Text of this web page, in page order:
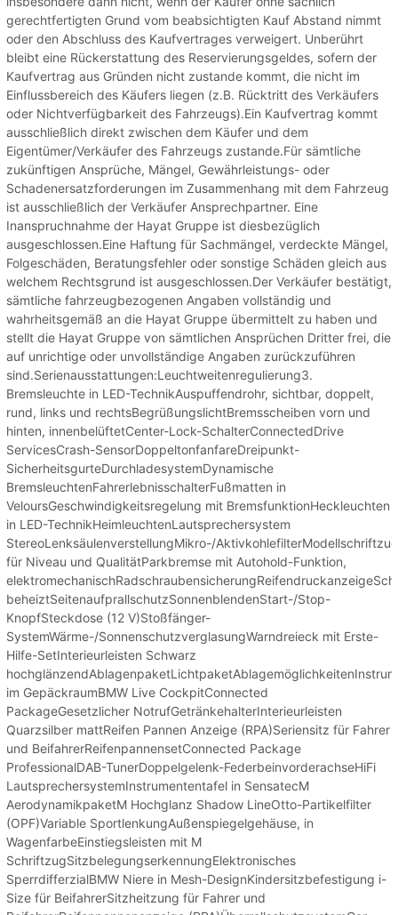
gerechtfertigten Grund vom beabsichtigten Kauf Abstand nimmt
oder den Abschluss des Kaufvertrages verweigert. Unberührt
bleibt eine Rückerstattung des Reservierungsgeldes, sofern der
Kaufvertrag aus Gründen nicht zustande kommt, die nicht im
Einflussbereich des Käufers liegen (z.B. Rücktritt des Verkäufers
oder Nichtverfügbarkeit des Fahrzeugs).Ein Kaufvertrag kommt
ausschließlich direkt zwischen dem Käufer und dem
Eigentümer/Verkäufer des Fahrzeugs zustande.Für sämtliche
zukünftigen Ansprüche, Mängel, Gewährleistungs- oder
Schadenersatzforderungen im Zusammenhang mit dem Fahrzeug
ist ausschließlich der Verkäufer Ansprechpartner. Eine
Inanspruchnahme der Hayat Gruppe ist diesbezüglich
ausgeschlossen.Eine Haftung für Sachmängel, verdeckte Mängel,
Folgeschäden, Beratungsfehler oder sonstige Schäden gleich aus
welchem Rechtsgrund ist ausgeschlossen.Der Verkäufer bestätigt,
sämtliche fahrzeugbezogenen Angaben vollständig und
wahrheitsgemäß an die Hayat Gruppe übermittelt zu haben und
stellt die Hayat Gruppe von sämtlichen Ansprüchen Dritter frei, die
auf unrichtige oder unvollständige Angaben zurückzuführen
sind.Serienausstattungen:Leuchtweitenregulierung3.
Bremsleuchte in LED-TechnikAuspuffendrohr, sichtbar, doppelt,
rund, links und rechtsBegrüßungslichtBremsscheiben vorn und
hinten, innenbelüftetCenter-Lock-SchalterConnectedDrive
ServicesCrash-SensorDoppeltonfanfareDreipunkt-
SicherheitsgurteDurchladesystemDynamische
BremsleuchtenFahrerlebnisschalterFußmatten in
VeloursGeschwindigkeitsregelung mit BremsfunktionHeckleuchten
in LED-TechnikHeimleuchtenLautsprechersystem
StereoLenksäulenverstellungMikro-/
für Niveau und QualitätParkbremse mit Autohold-Funktion,
beheiztSeitenaufprallschutzSonnenblendenStart-/Stop-
KnopfSteckdose (12 V)Stoßfänger-
SystemWärme-/SonnenschutzverglasungWarndreieck mit Erste-
Hilfe-SetInterieurleisten Schwarz
im GepäckraumBMW Live CockpitConnected
PackageGesetzlicher NotrufGetränkehalterInterieurleisten
Quarzsilber mattReifen Pannen Anzeige (RPA)Seriensitz für Fahrer
und BeifahrerReifenpannensetConnected Package
ProfessionalDAB-TunerDoppelgelenk-FederbeinvorderachseHiFi
LautsprechersystemInstrumententafel in SensatecM
AerodynamikpaketM Hochglanz Shadow LineOtto-Partikelfilter
(OPF)Variable SportlenkungAußenspiegelgehäuse, in
WagenfarbeEinstiegsleisten mit M
SchriftzugSitzbelegungserkennungElektronisches
SperrdifferzialBMW Niere in Mesh-DesignKindersitzbefestigung i-
Size für BeifahrerSitzheitzung für Fahrer und